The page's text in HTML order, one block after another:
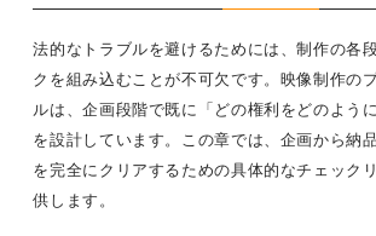
法的なトラブルを避けるためには、制作の各
クを組み込むことが不可欠です。映像制作の
ルは、企画段階で既に「どの権利をどのよう
を設計しています。この章では、企画から納
を完全にクリアするための具体的なチェック
供します。